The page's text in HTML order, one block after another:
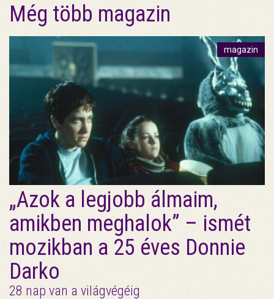
Még több magazin
magazin
„Azok a legjobb álmaim,
amikben meghalok” – ismét
mozikban a 25 éves Donnie
Darko
28 nap van a világvégéig